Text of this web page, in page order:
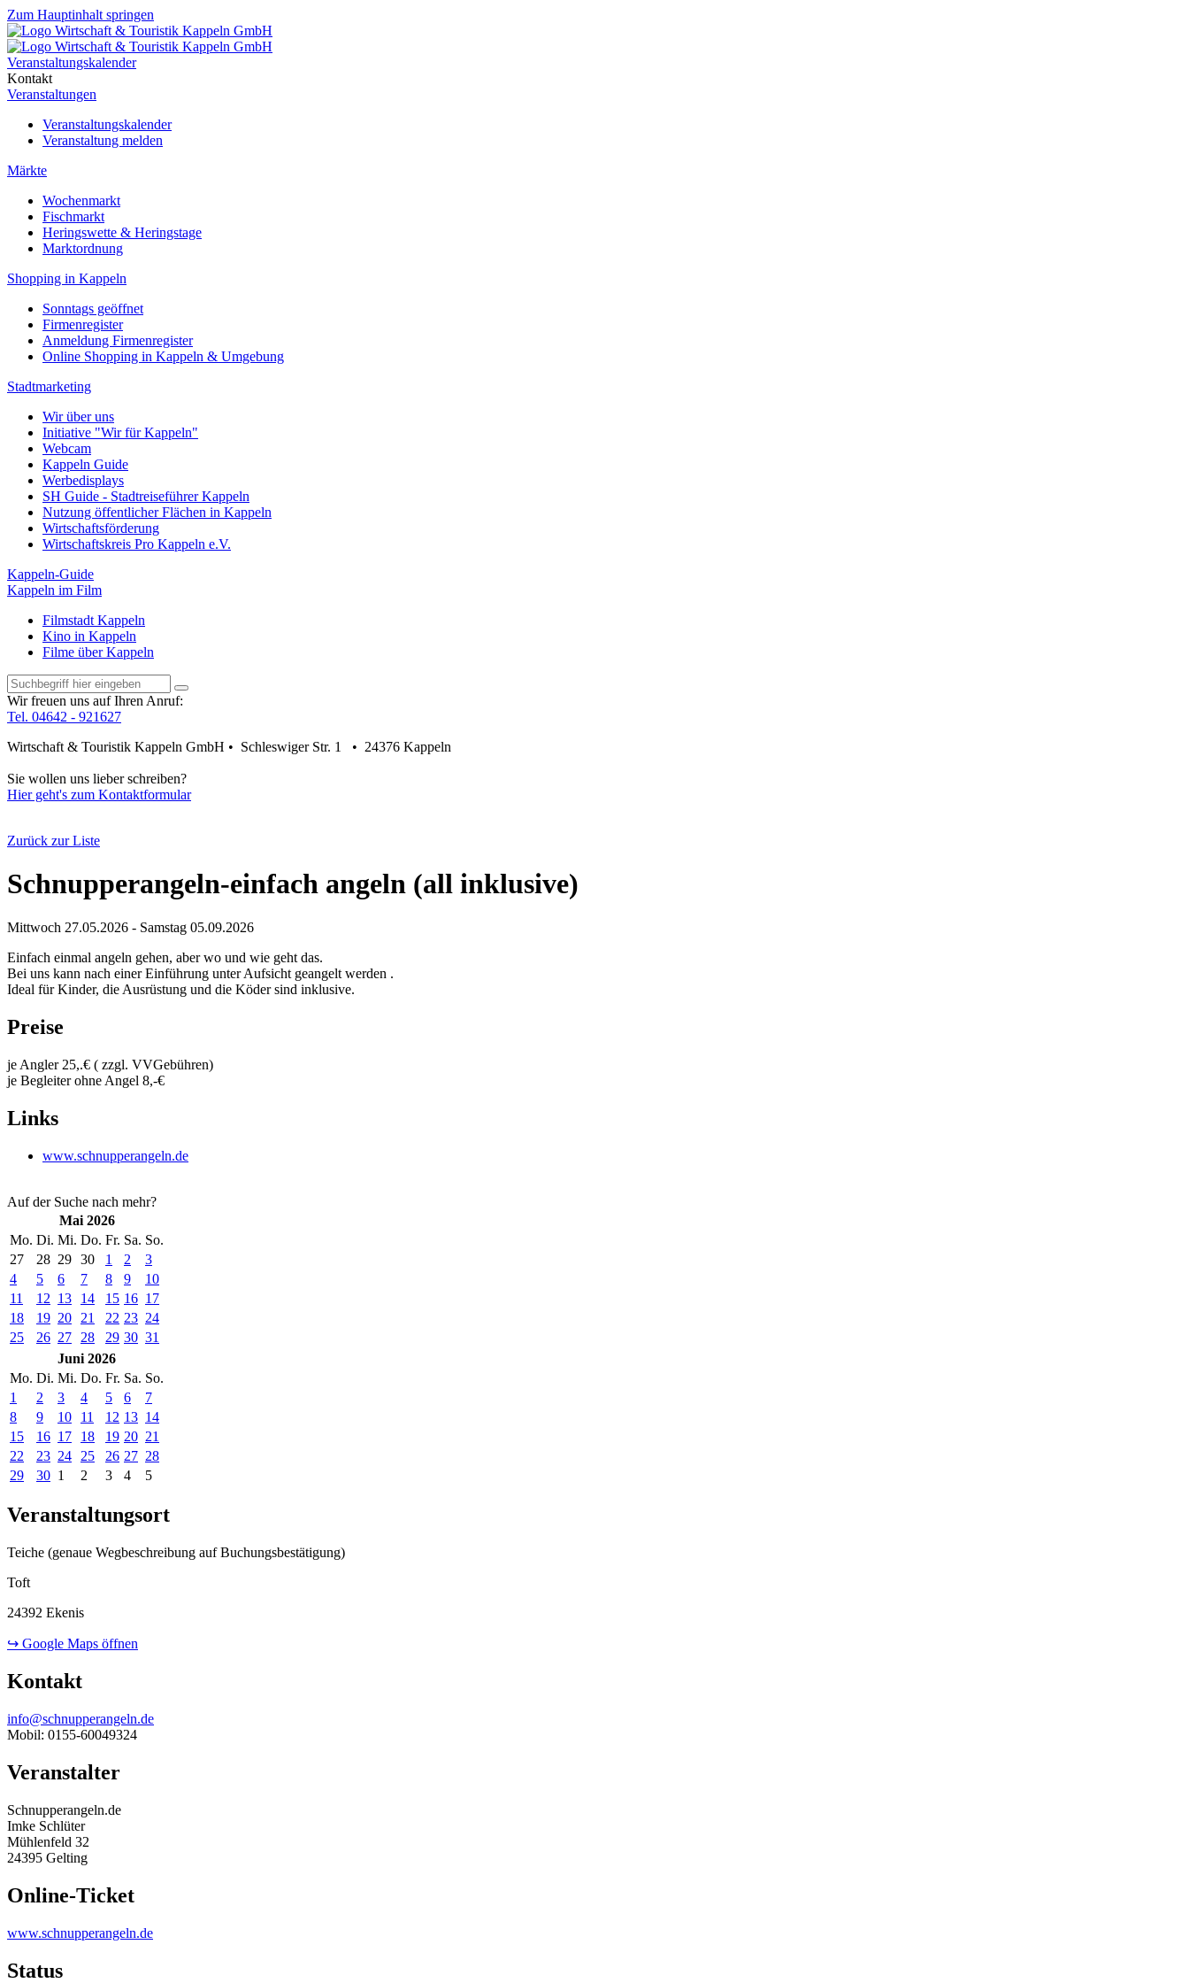
Zum Hauptinhalt springen
Veranstaltungskalender
Kontakt
Veranstaltungen
Veranstaltungskalender
Veranstaltung melden
Märkte
Wochenmarkt
Fischmarkt
Heringswette & Heringstage
Marktordnung
Shopping in Kappeln
Sonntags geöffnet
Firmenregister
Anmeldung Firmenregister
Online Shopping in Kappeln & Umgebung
Stadtmarketing
Wir über uns
Initiative "Wir für Kappeln"
Webcam
Kappeln Guide
Werbedisplays
SH Guide - Stadtreiseführer Kappeln
Nutzung öffentlicher Flächen in Kappeln
Wirtschaftsförderung
Wirtschaftskreis Pro Kappeln e.V.
Kappeln-Guide
Kappeln im Film
Filmstadt Kappeln
Kino in Kappeln
Filme über Kappeln
Wir freuen uns auf Ihren Anruf:
Tel. 04642 - 921627
Wirtschaft & Touristik Kappeln GmbH • Schleswiger Str. 1 • 24376 Kappeln
Sie wollen uns lieber schreiben?
Hier geht's zum Kontaktformular
Zurück zur Liste
Schnupperangeln-einfach angeln (all inklusive)
Mittwoch 27.05.2026 - Samstag 05.09.2026
Einfach einmal angeln gehen, aber wo und wie geht das.
Bei uns kann nach einer Einführung unter Aufsicht geangelt werden .
Ideal für Kinder, die Ausrüstung und die Köder sind inklusive.
Preise
je Angler 25,.€ ( zzgl. VVGebühren)
je Begleiter ohne Angel 8,-€
Links
www.schnupperangeln.de
Auf der Suche nach mehr?
Mai 2026
Mo. Di. Mi. Do. Fr. Sa. So.
27
28 29 30 1 2
3
4
5 6 7 8 9
10
11
12 13 14 15 16 17
18
19 20 21 22 23 24
25
26 27 28 29 30 31
Juni 2026
Mo. Di. Mi. Do. Fr. Sa. So.
1
2 3 4 5 6
7
8
9 10 11 12 13 14
15
16 17 18 19 20 21
22
23 24 25 26 27 28
29
30 1 2 3 4 5
Veranstaltungsort
Teiche (genaue Wegbeschreibung auf Buchungsbestätigung)
Toft
24392 Ekenis
↪ Google Maps öffnen
Kontakt
info@schnupperangeln.de
Mobil: 0155-60049324
Veranstalter
Schnupperangeln.de
Imke Schlüter
Mühlenfeld 32
24395 Gelting
Online-Ticket
www.schnupperangeln.de
Status